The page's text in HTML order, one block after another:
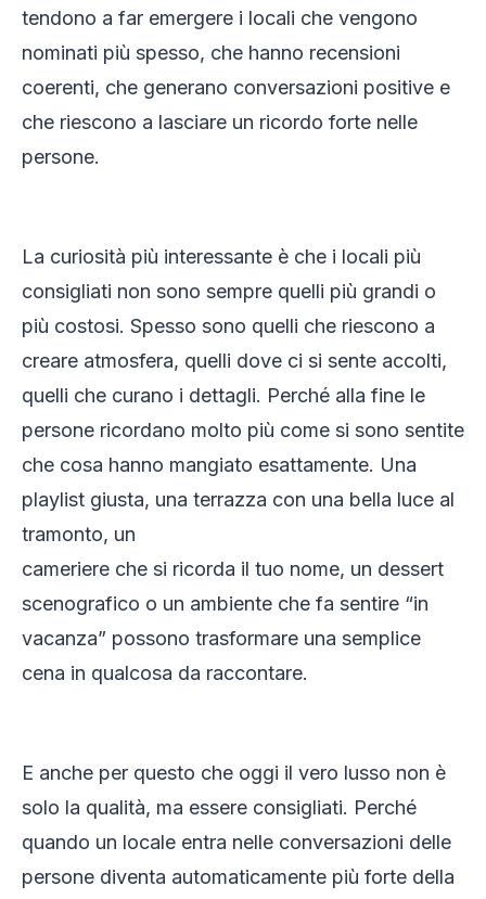
tendono a far emergere i locali che vengono
nominati più spesso, che hanno recensioni
coerenti, che generano conversazioni positive e
che riescono a lasciare un ricordo forte nelle
persone.
La curiosità più interessante è che i locali più
consigliati non sono sempre quelli più grandi o
più costosi. Spesso sono quelli che riescono a
creare atmosfera, quelli dove ci si sente accolti,
quelli che curano i dettagli. Perché alla fine le
persone ricordano molto più come si sono sentite
che cosa hanno mangiato esattamente. Una
playlist giusta, una terrazza con una bella luce al
tramonto, un
cameriere che si ricorda il tuo nome, un dessert
scenografico o un ambiente che fa sentire “in
vacanza” possono trasformare una semplice
cena in qualcosa da raccontare.
E anche per questo che oggi il vero lusso non è
solo la qualità, ma essere consigliati. Perché
quando un locale entra nelle conversazioni delle
persone diventa automaticamente più forte della